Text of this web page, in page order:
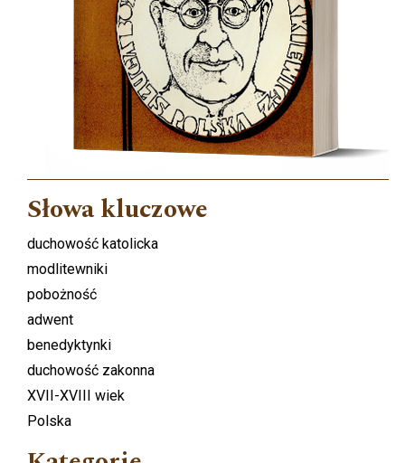
Słowa kluczowe
duchowość katolicka
modlitewniki
pobożność
adwent
benedyktynki
duchowość zakonna
XVII-XVIII wiek
Polska